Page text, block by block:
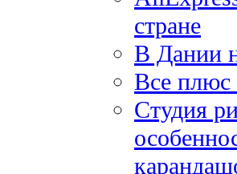
стране
В Дании
Все плюс
Студия